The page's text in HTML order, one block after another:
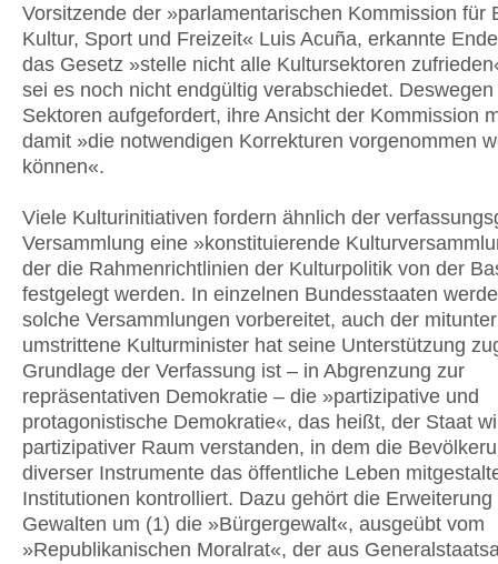
Vorsitzende der »parlamentarischen Kommission für
Kultur, Sport und Freizeit« Luis Acuña, erkannte
das Gesetz »stelle nicht alle Kultursektoren
sei es noch nicht endgültig verabschiedet.
Sektoren aufgefordert, ihre Ansicht der Kommission
damit »die notwendigen Korrekturen vorgenommen
können«.
Viele Kulturinitiativen fordern ähnlich der
Versammlung eine »konstituierende
der die Rahmenrichtlinien der Kulturpolitik von der
festgelegt werden. In einzelnen Bundesstaaten
solche Versammlungen vorbereitet, auch der mitunter
umstrittene Kulturminister hat seine Unterstützung
Grundlage der Verfassung ist – in Abgrenzung zur
repräsentativen Demokratie – die »partizipative und
protagonistische Demokratie«, das heißt, der Staat
partizipativer Raum verstanden, in dem die
diverser Instrumente das öffentliche Leben
Institutionen kontrolliert. Dazu gehört die Erweiterung
Gewalten um (1) die »Bürgergewalt«, ausgeübt vom
»Republikanischen Moralrat«, der aus